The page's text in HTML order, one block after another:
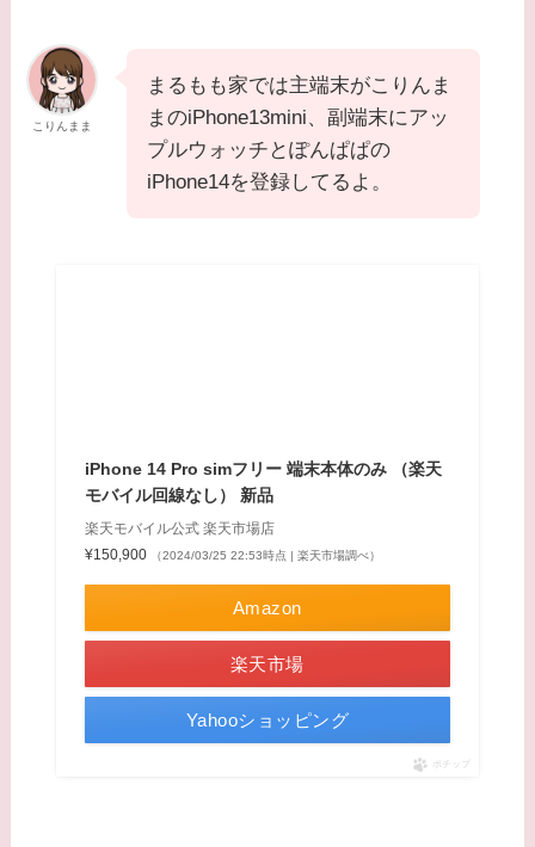
こりんまま
まるもも家では主端末がこりんま
まのiPhone13mini、副端末にアッ
プルウォッチとぽんぱぱの
iPhone14を登録してるよ。
iPhone 14 Pro simフリー 端末本体のみ （楽天
モバイル回線なし） 新品
楽天モバイル公式 楽天市場店
¥150,900
（2024/03/25 22:53時点 | 楽天市場調べ）
Amazon
楽天市場
Yahooショッピング
ポチップ